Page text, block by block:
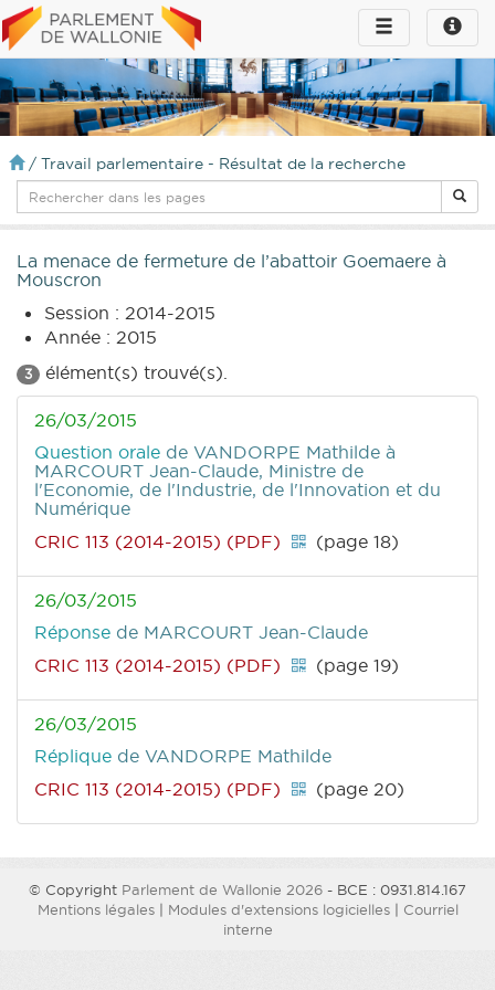
Toggle
infos
Toggle
navigation
/ Travail parlementaire - Résultat de la recherche
La menace de fermeture de l’abattoir Goemaere à
Mouscron
Session : 2014-2015
Année : 2015
3 élément(s) trouvé(s).
26/03/2015
Question orale de VANDORPE Mathilde à
MARCOURT Jean-Claude, Ministre de
l'Economie, de l'Industrie, de l'Innovation et du
Numérique
CRIC 113 (2014-2015) (PDF)
(page 18)
26/03/2015
Réponse de MARCOURT Jean-Claude
CRIC 113 (2014-2015) (PDF)
(page 19)
26/03/2015
Réplique de VANDORPE Mathilde
CRIC 113 (2014-2015) (PDF)
(page 20)
© Copyright Parlement de Wallonie 2026 - BCE : 0931.814.167
Mentions légales| Modules d'extensions logicielles| Courriel
interne